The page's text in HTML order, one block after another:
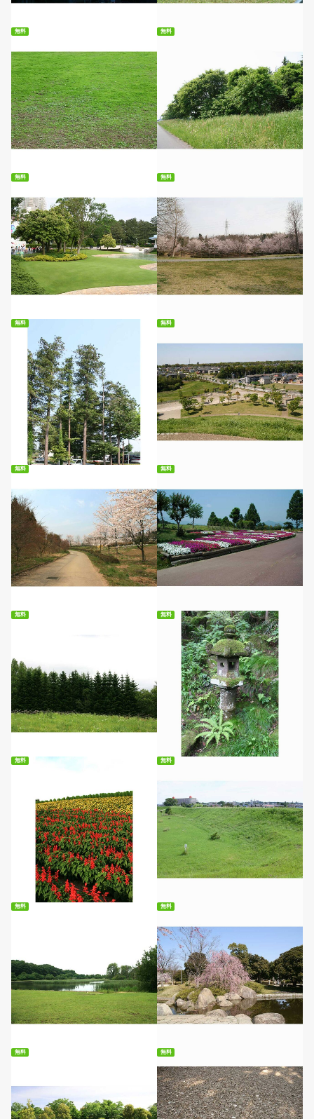
無料
無料ダウンロード
無料
無料ダウンロード
無料
無料ダウンロード
無料
無料ダウンロード
無料
無料ダウンロード
無料
無料ダウンロード
無料
無料ダウンロード
無料
無料ダウンロード
無料
無料ダウンロード
無料
無料ダウンロード
無料
無料ダウンロード
無料
無料ダウンロード
無料
無料ダウンロード
無料
無料ダウンロード
無料 無料